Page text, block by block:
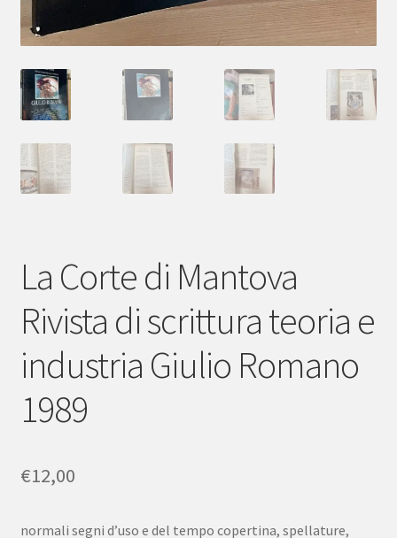
La Corte di Mantova
Rivista di scrittura teoria e
industria Giulio Romano
1989
€12,00
normali segni d’uso e del tempo copertina, spellature,